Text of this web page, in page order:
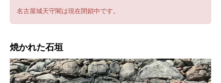
名古屋城天守閣は現在閉鎖中です。
焼かれた石垣